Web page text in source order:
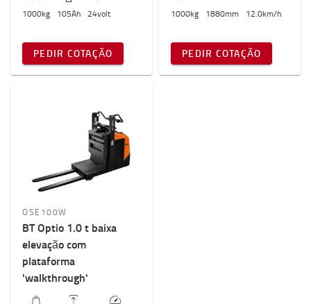
1000kg 105Ah 24volt
PEDIR COTAÇÃO
1000kg 1880mm 12.0km/h
PEDIR COTAÇÃO
OSE100W
BT Optio 1.0 t baixa
elevação com
plataforma
'walkthrough'